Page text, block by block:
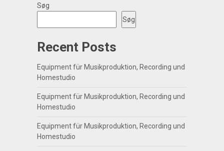
Søg
Søg
Recent Posts
Equipment für Musikproduktion, Recording und
Homestudio
Equipment für Musikproduktion, Recording und
Homestudio
Equipment für Musikproduktion, Recording und
Homestudio